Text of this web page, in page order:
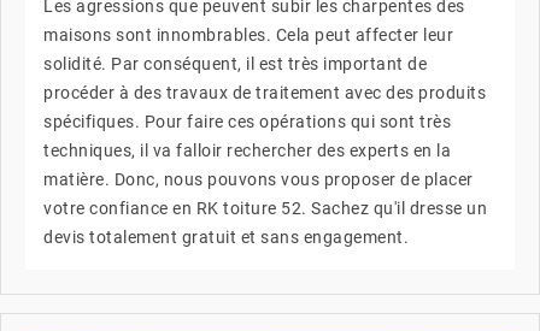
Les agressions que peuvent subir les charpentes des
maisons sont innombrables. Cela peut affecter leur
solidité. Par conséquent, il est très important de
procéder à des travaux de traitement avec des produits
spécifiques. Pour faire ces opérations qui sont très
techniques, il va falloir rechercher des experts en la
matière. Donc, nous pouvons vous proposer de placer
votre confiance en RK toiture 52. Sachez qu'il dresse un
devis totalement gratuit et sans engagement.